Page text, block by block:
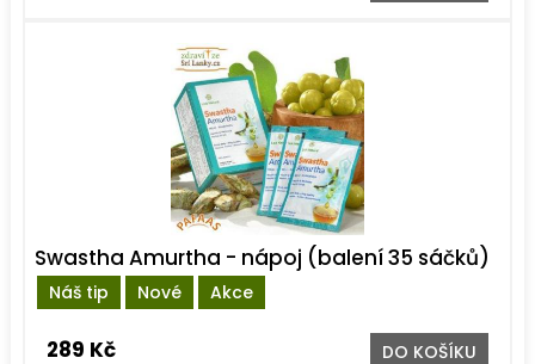
Náš tip Nové Akce
Swastha Amurtha - nápoj (balení 35 sáčků)
289 Kč DO KOŠÍKU